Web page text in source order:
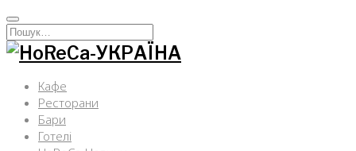
Перейти
к
содержимому
Искать:
Кафе
Ресторани
Бари
Готелі